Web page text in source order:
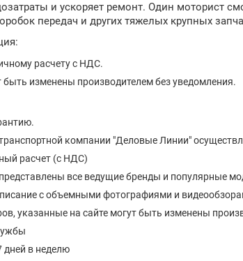
и ускоряет ремонт. Один моторист
передач и других тяжелых крупных
расчету с НДС.
быть изменены производителем без уведомления.
компании "Деловые Линии"
расчет (с НДС)
все ведущие бренды и популярные
с объемными фотографиями и
указанные на сайте могут быть изменены
дней в неделю